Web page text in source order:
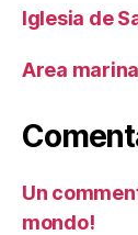
Iglesia de
Area
Un
mondo!